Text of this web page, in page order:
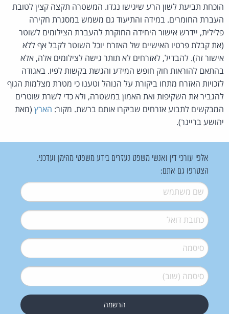
הוכחת תביעת לשון הרע שיגישו נגדו. המשטרה תקצה קצין לטובת
העברת החומרים. במידה והתיעוד גם משמש במסגרת חקירה
פלילית, יידרש אישור היחידה החוקרת להעברת הצילומים לשוטר
(את קבלת פרטיו האישיים של האזרח יוכל השוטר לקבל אף ללא
אישור זה). להבדיל, לאזרחים לא תותר גישה לצילומים אלה, אלא
בהתאם להוראות חוק חופש המידע והגשת בקשות לפיו. באגודה
לזכויות האזרח מתחו ביקורת על הנוהל וטענו כי מטרת מצלמות הגוף
להגביר את השקיפות ואת האמון במשטרה, ולא כדי לשרת שוטרים
המבקשים לתבוע אזרחים שביקרו אותם ברשת. מקור: הארץ (מאת
יהושע בריינר).
אלפי עורכי דין ואנשי משפט נעזרים בידע משפטי מהימן ועדכני.
הצטרפו גם אתם:
שם משתמש*
דואל*
סיסמה*
סיסמה (שוב)*